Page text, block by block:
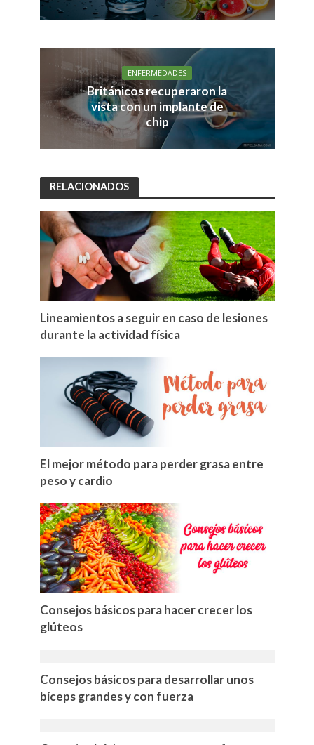
ENFERMEDADES
Británicos recuperaron la
vista con un implante de
chip
RELACIONADOS
Lineamientos a seguir en caso de lesiones
durante la actividad física
El mejor método para perder grasa entre
peso y cardio
Consejos básicos para hacer crecer los
glúteos
Consejos básicos para desarrollar unos
bíceps grandes y con fuerza